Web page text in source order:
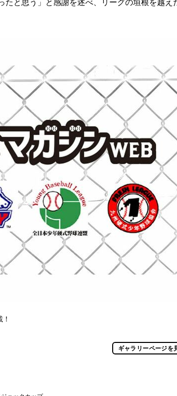
たと思う」と感謝を述べ、リーグの垣根を越え
ギャラリーページを